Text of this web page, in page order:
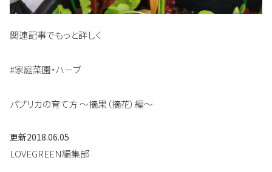
関連記事でもっと詳しく
#家庭菜園・ハーブ
パプリカの育て方 〜摘果（摘花）編〜
更新2018.06.05
LOVEGREEN編集部